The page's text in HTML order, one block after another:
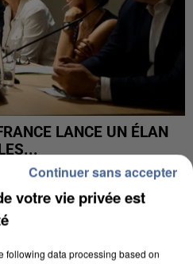
LANCE UN ÉLAN
votre vie privée est
following data processing based on
Continuer sans accepter